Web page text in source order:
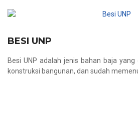
BESI UNP
Besi UNP adalah jenis bahan baja
konstruksi bangunan, dan sudah